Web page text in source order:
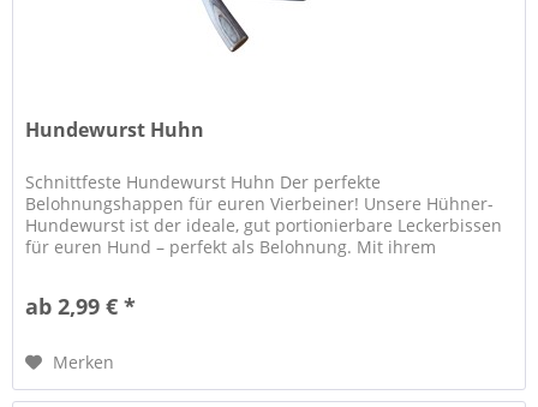
Hundewurst Huhn
Schnittfeste Hundewurst Huhn Der perfekte
Belohnungshappen für euren Vierbeiner! Unsere Hühner-
Hundewurst ist der ideale, gut portionierbare Leckerbissen
für euren Hund – perfekt als Belohnung. Mit ihrem
ab 2,99 € *
Merken